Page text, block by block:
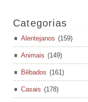
Categorias
Alentejanos (159)
Animais (149)
Bêbados (161)
Casais (178)